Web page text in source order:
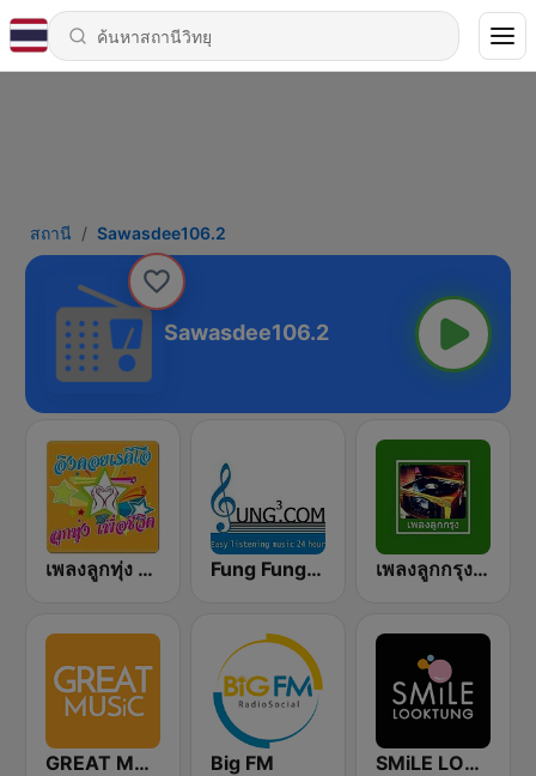
สถานี Sawasdee106.2
Sawasdee106.2
เพลงลูกทุ่ง Looktung Eingdoi Station Fung Fung Fung Bangkok เพลงลูกกรุง LookkungRadio Eingdoi Station
GREAT MUSiC Big FM SMiLE LOOKTUNG